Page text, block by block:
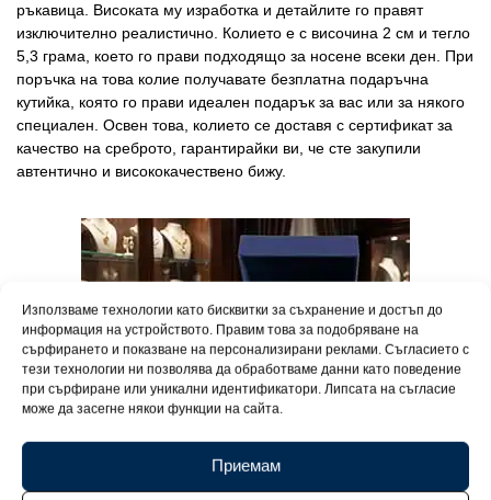
Използваме технологии като бисквитки за съхранение и достъп до
информация на устройството. Правим това за подобряване на
сърфирането и показване на персонализирани реклами. Съгласието с
тези технологии ни позволява да обработваме данни като поведение
при сърфиране или уникални идентификатори. Липсата на съгласие
може да засегне някои функции на сайта.
Приемам
ръкавица. Високата му изработка и детайлите го правят
изключително реалистично. Колието е с височина 2 см и тегло
5,3 грама, което го прави подходящо за носене всеки ден. При
поръчка на това колие получавате безплатна подаръчна
кутийка, която го прави идеален подарък за вас или за някого
специален. Освен това, колието се доставя с сертификат за
качество на среброто, гарантирайки ви, че сте закупили
автентично и висококачествено бижу.